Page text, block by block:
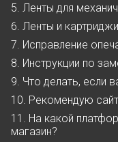
5. Ленты для
6. Ленты и
7. Исправление
8. Инструкции по
9. Что делать, если
10. Рекомендую
11. На какой
магазин?